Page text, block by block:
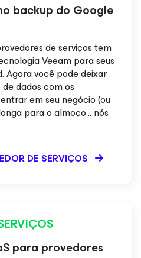
backup do Google
de serviços tem
Veeam para seus
Agora você pode deixar
dados com os
em seu negócio (ou
para o almoço... nós
DE SERVIÇOS
para provedores